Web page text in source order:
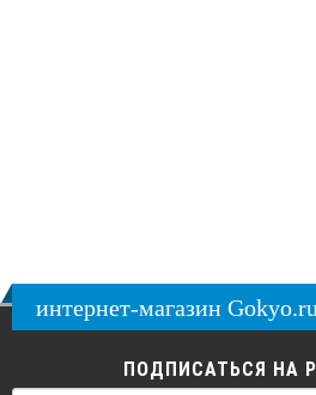
интернет-магазин Gokyo.ru
ПОДПИСАТЬСЯ НА